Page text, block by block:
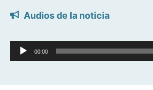
Audios de la noticia
Reproductor
de
00:00